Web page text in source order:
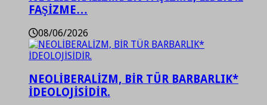
FAŞİZME…
08/06/2026
NEOLİBERALİZM, BİR TÜR BARBARLIK*
İDEOLOJİSİDİR.